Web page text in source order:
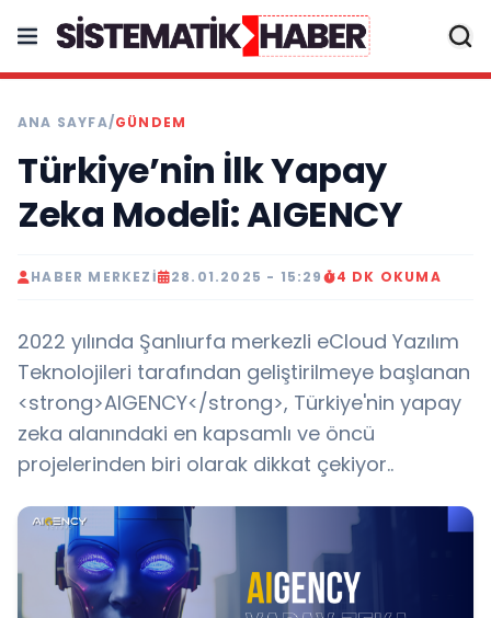
ANA SAYFA/GÜNDEM
Türkiye’nin İlk Yapay
Zeka Modeli: AIGENCY
HABER MERKEZI 28.01.2025 - 15:29 4 DK OKUMA
2022 yılında Şanlıurfa merkezli eCloud Yazılım
Teknolojileri tarafından geliştirilmeye başlanan
<strong>AIGENCY</strong>, Türkiye'nin yapay
zeka alanındaki en kapsamlı ve öncü
projelerinden biri olarak dikkat çekiyor..